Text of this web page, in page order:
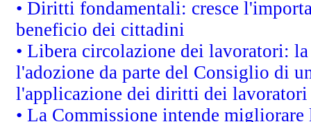
• Diritti fondamentali: cresce
beneficio dei cittadini
• Libera circolazione dei lavoratori:
l'adozione da parte del Consiglio di
l'applicazione dei diritti dei lavoratori
• La Commissione intende